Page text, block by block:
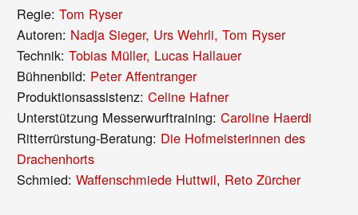
Regie:Tom Ryser
Autoren: Nadja Sieger, Urs Wehrli, Tom Ryser
Technik:Tobias Müller, Lucas Hallauer
Bühnenbild: Peter Affentranger
Produktionsassistenz:Celine Hafner
Unterstützung Messerwurftraining:Caroline Haerdi
Ritterrürstung-Beratung: Die Hofmeisterinnen des
Drachenhorts
Schmied:Waffenschmiede Huttwil, Reto Zürcher